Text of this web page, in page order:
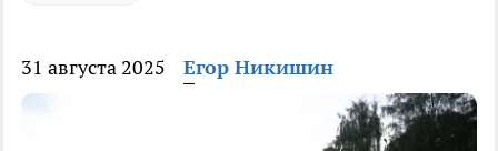
31 августа 2025 Егор Никишин